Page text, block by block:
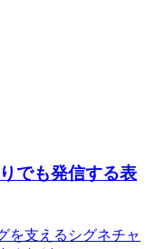
でも発信する表
を支えるシグネチャ